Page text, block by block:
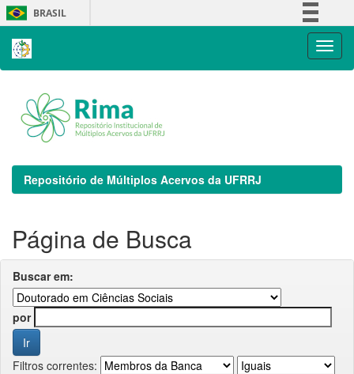
Skip
navigation
BRASIL
Repositório de Múltiplos Acervos da UFRRJ
Página de Busca
Buscar em:
por
Filtros correntes: